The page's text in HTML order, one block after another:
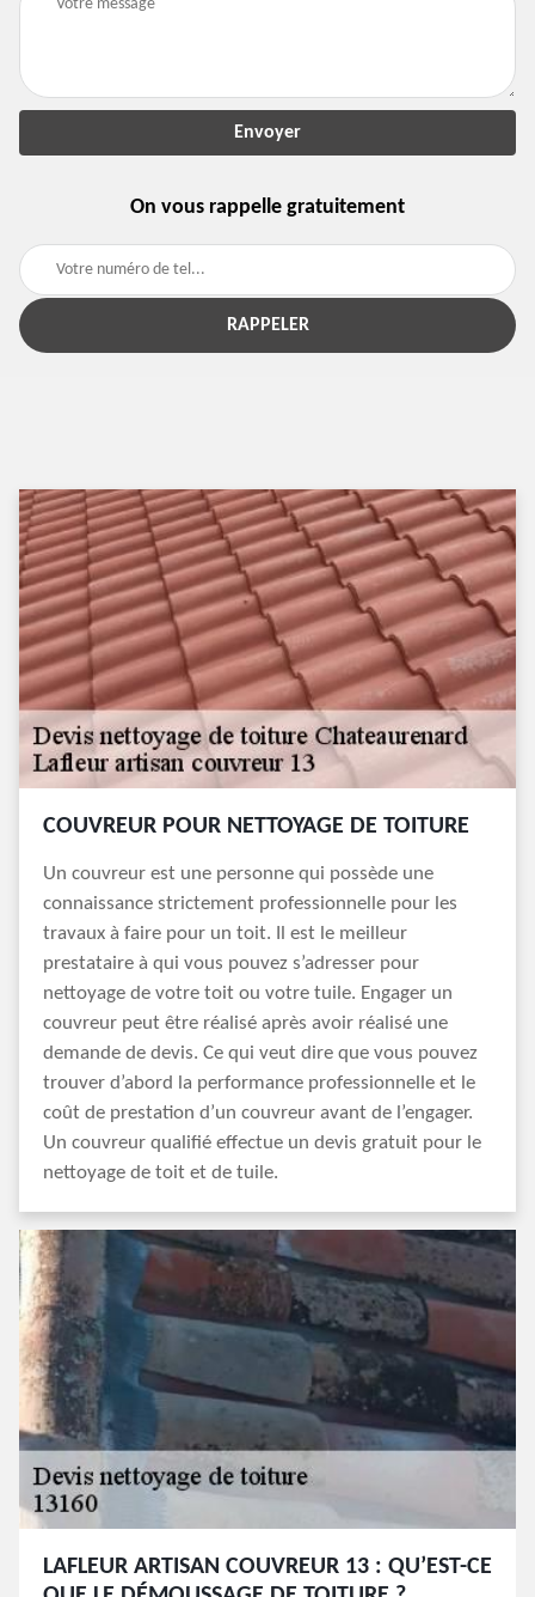
On vous rappelle gratuitement
COUVREUR POUR NETTOYAGE DE TOITURE
Un couvreur est une personne qui possède une
connaissance strictement professionnelle pour les
travaux à faire pour un toit. Il est le meilleur
prestataire à qui vous pouvez s’adresser pour
nettoyage de votre toit ou votre tuile. Engager un
couvreur peut être réalisé après avoir réalisé une
demande de devis. Ce qui veut dire que vous pouvez
trouver d’abord la performance professionnelle et le
coût de prestation d’un couvreur avant de l’engager.
Un couvreur qualifié effectue un devis gratuit pour le
nettoyage de toit et de tuile.
LAFLEUR ARTISAN COUVREUR 13 : QU’EST-CE